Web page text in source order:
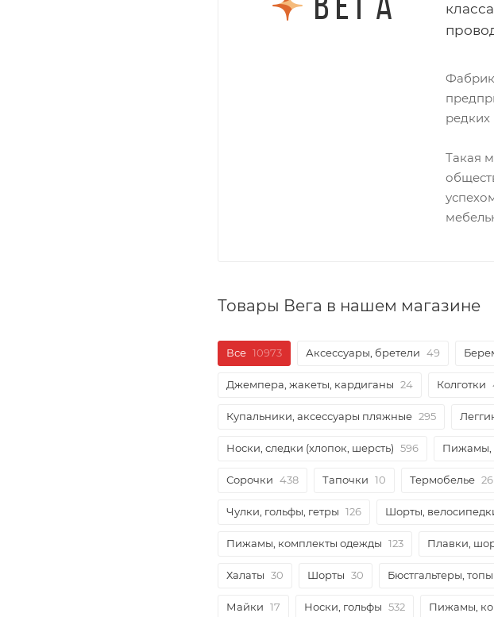
редких
Такая
Товары Вега в нашем магазине
Все 10973 Аксессуары, бретели 49
Джемпера, жакеты, кардиганы 24 Колготки
Купальники, аксессуары пляжные 295
Носки, следки (хлопок, шерсть) 596 Пижамы,
Сорочки 438 Тапочки 10 Термобелье 26
Чулки, гольфы, гетры 126 Шорты,
Пижамы, комплекты одежды 123 Плавки,
Халаты 30 Шорты 30 Бюстгальтеры, топы
Майки 17 Носки, гольфы 532 Пижамы,